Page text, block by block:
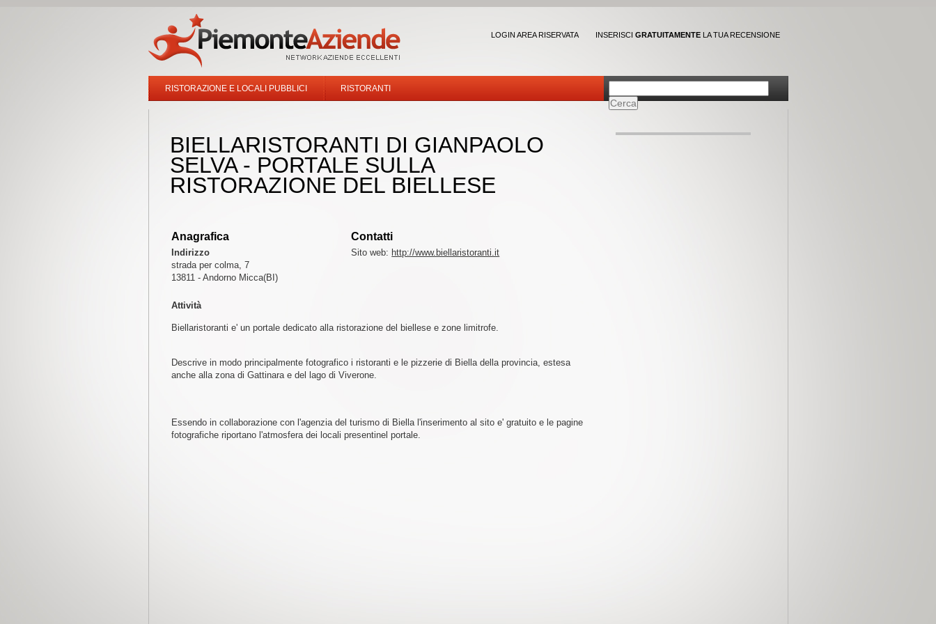
LOGIN AREA RISERVATA INSERISCI GRATUITAMENTELA TUA RECENSIONE
RISTORAZIONE E LOCALI PUBBLICI RISTORANTI
BIELLARISTORANTI DI GIANPAOLO
SELVA - PORTALE SULLA
RISTORAZIONE DEL BIELLESE
Anagrafica
Indirizzo
strada per colma, 7
13811 - Andorno Micca(BI)
Contatti
Sito web: http://www.biellaristoranti.it
Attività
Biellaristoranti e' un portale dedicato alla ristorazione del biellese e zone limitrofe.
Descrive in modo principalmente fotografico i ristoranti e le pizzerie di Biella della provincia, estesa
anche alla zona di Gattinara e del lago di Viverone.
Essendo in collaborazione con l'agenzia del turismo di Biella l'inserimento al sito e' gratuito e le pagine
fotografiche riportano l'atmosfera dei locali presentinel portale.